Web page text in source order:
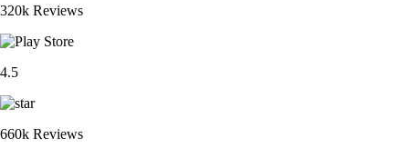
320k Reviews
4.5
660k Reviews